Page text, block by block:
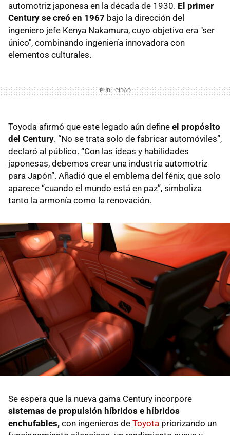
automotriz japonesa en la década de 1930. El primer
Century se creó en 1967 bajo la dirección del
ingeniero jefe Kenya Nakamura, cuyo objetivo era "ser
único", combinando ingeniería innovadora con
elementos culturales.
Toyoda afirmó que este legado aún define el propósito
del Century. “No se trata solo de fabricar automóviles”,
declaró al público. “Con las ideas y habilidades
japonesas, debemos crear una industria automotriz
para Japón”. Añadió que el emblema del fénix, que solo
aparece “cuando el mundo está en paz”, simboliza
tanto la armonía como la renovación.
Se espera que la nueva gama Century incorpore
sistemas de propulsión híbridos e híbridos
enchufables, con ingenieros de Toyota priorizando un